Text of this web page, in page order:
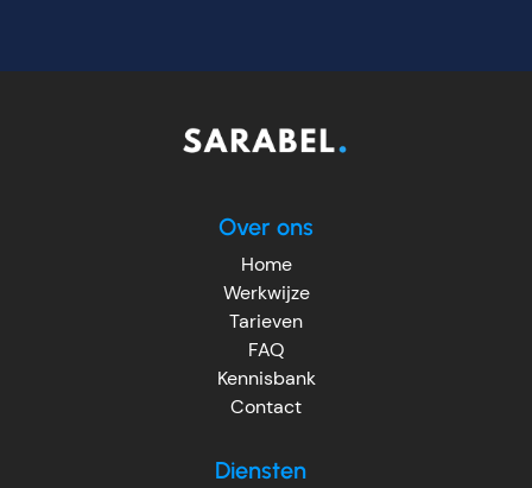
Over ons
Home
Werkwijze
Tarieven
FAQ
Kennisbank
Contact
Diensten